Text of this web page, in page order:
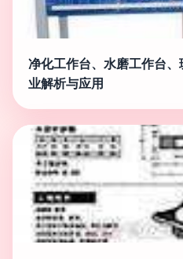
净化工作台、水磨工作台
业解析与应用